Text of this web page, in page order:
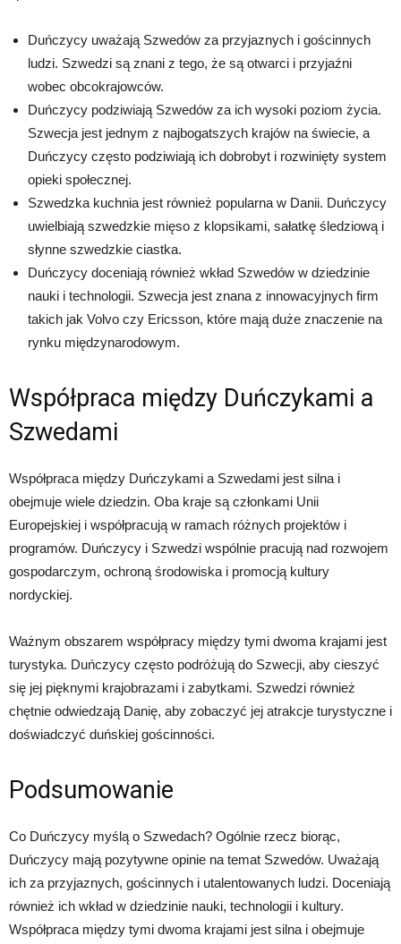
Duńczycy uważają Szwedów za przyjaznych i gościnnych
ludzi. Szwedzi są znani z tego, że są otwarci i przyjaźni
wobec obcokrajowców.
Duńczycy podziwiają Szwedów za ich wysoki poziom życia.
Szwecja jest jednym z najbogatszych krajów na świecie, a
Duńczycy często podziwiają ich dobrobyt i rozwinięty system
opieki społecznej.
Szwedzka kuchnia jest również popularna w Danii. Duńczycy
uwielbiają szwedzkie mięso z klopsikami, sałatkę śledziową i
słynne szwedzkie ciastka.
Duńczycy doceniają również wkład Szwedów w dziedzinie
nauki i technologii. Szwecja jest znana z innowacyjnych firm
takich jak Volvo czy Ericsson, które mają duże znaczenie na
rynku międzynarodowym.
Współpraca między Duńczykami a
Szwedami
Współpraca między Duńczykami a Szwedami jest silna i
obejmuje wiele dziedzin. Oba kraje są członkami Unii
Europejskiej i współpracują w ramach różnych projektów i
programów. Duńczycy i Szwedzi wspólnie pracują nad rozwojem
gospodarczym, ochroną środowiska i promocją kultury
nordyckiej.
Ważnym obszarem współpracy między tymi dwoma krajami jest
turystyka. Duńczycy często podróżują do Szwecji, aby cieszyć
się jej pięknymi krajobrazami i zabytkami. Szwedzi również
chętnie odwiedzają Danię, aby zobaczyć jej atrakcje turystyczne i
doświadczyć duńskiej gościnności.
Podsumowanie
Co Duńczycy myślą o Szwedach? Ogólnie rzecz biorąc,
Duńczycy mają pozytywne opinie na temat Szwedów. Uważają
ich za przyjaznych, gościnnych i utalentowanych ludzi. Doceniają
również ich wkład w dziedzinie nauki, technologii i kultury.
Współpraca między tymi dwoma krajami jest silna i obejmuje